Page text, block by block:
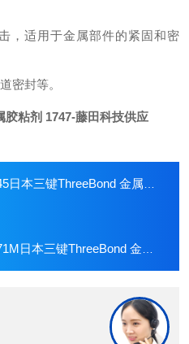
，适用于金属部件的紧固和密
密封等。
胶粘剂 1747-藤田科技供应
三键ThreeBond 金属胶粘剂 1745
三键ThreeBond 金属胶粘剂 1771M